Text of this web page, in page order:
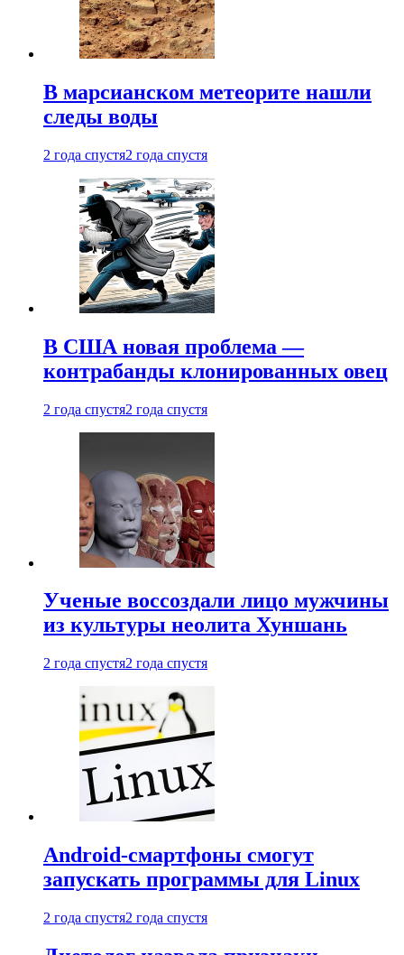
В марсианском метеорите нашли
следы воды
2 года спустя2 года спустя
В США новая проблема —
контрабанды клонированных овец
2 года спустя2 года спустя
Ученые воссоздали лицо мужчины
из культуры неолита Хуншань
2 года спустя2 года спустя
Android-смартфоны смогут
запускать программы для Linux
2 года спустя2 года спустя